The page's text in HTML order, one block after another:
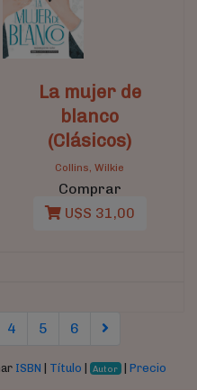
La mujer de
blanco
(Clásicos)
Collins, Wilkie
Comprar
U$S 31,00
4(current)
5(current)
6(current)
ISBN | Título | Autor |Precio